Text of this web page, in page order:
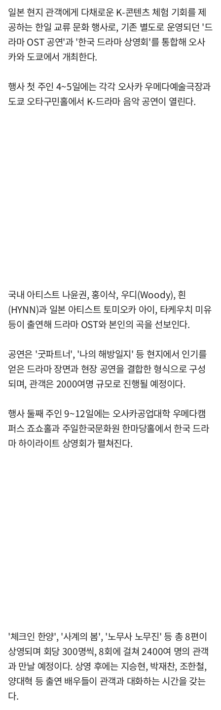
일본 현지 관객에게 다채로운 K-콘텐츠 체험 기회를 제
공하는 한일 교류 문화 행사로, 기존 별도로 운영되던 '드
라마 OST 공연'과 '한국 드라마 상영회'를 통합해 오사
카와 도쿄에서 개최한다.
행사 첫 주인 4~5일에는 각각 오사카 우메다예술극장과
도쿄 오타구민홀에서 K-드라마 음악 공연이 열린다.
국내 아티스트 나윤권, 홍이삭, 우디(Woody), 흰
(HYNN)과 일본 아티스트 토미오카 아이, 타케우치 미유
등이 출연해 드라마 OST와 본인의 곡을 선보인다.
공연은 '굿파트너', '나의 해방일지' 등 현지에서 인기를
얻은 드라마 장면과 현장 공연을 결합한 형식으로 구성
되며, 관객은 2000여명 규모로 진행될 예정이다.
행사 둘째 주인 9~12일에는 오사카공업대학 우메다캠
퍼스 죠쇼홀과 주일한국문화원 한마당홀에서 한국 드라
마 하이라이트 상영회가 펼쳐진다.
'체크인 한양', '사계의 봄', '노무사 노무진' 등 총 8편이
상영되며 회당 300명씩, 8회에 걸쳐 2400여 명의 관객
과 만날 예정이다. 상영 후에는 지승현, 박재찬, 조한철,
양대혁 등 출연 배우들이 관객과 대화하는 시간을 갖는
다.